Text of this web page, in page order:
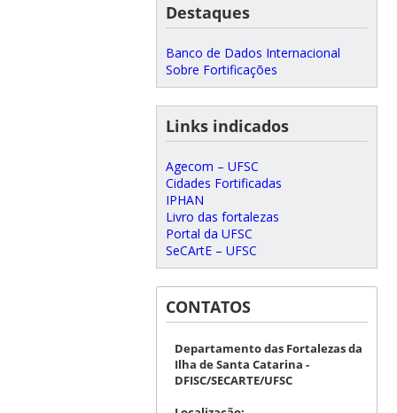
Destaques
Banco de Dados Internacional
Sobre Fortificações
Links indicados
Agecom – UFSC
Cidades Fortificadas
IPHAN
Livro das fortalezas
Portal da UFSC
SeCArtE – UFSC
CONTATOS
Departamento das Fortalezas da
Ilha de Santa Catarina -
DFISC/SECARTE/UFSC